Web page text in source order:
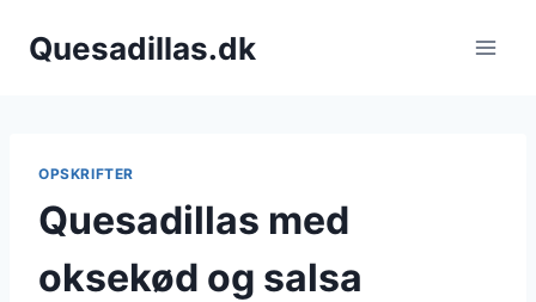
Quesadillas.dk
OPSKRIFTER
Quesadillas med
oksekød og salsa